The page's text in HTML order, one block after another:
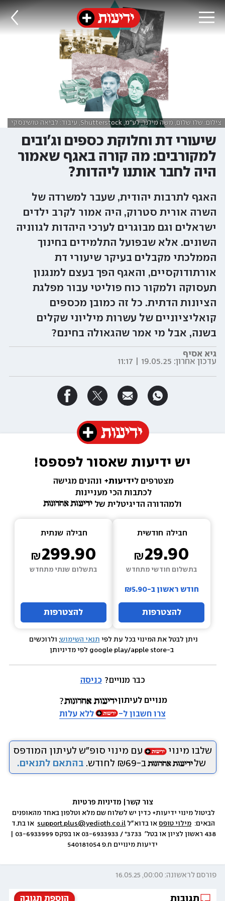
צילום: שלו שלום, משה מילנר, לע"מ, Shutterstock, עיבוד: לביאה טושינסקי
שיעורי דת וחלוקת כספים וג'ובים
למקורבים: מה קורה באגף שאמור
היה לחבר אותנו ליהדות?
האגף לתרבות יהודית, שעבר למשרדה של
השרה אורית סטרוק, היה אמור לקרב ילדים
ישראלים וגם מבוגרים לערכי היהדות לגווניה
השונים. אלא שבפועל התלמידים בחינוך
הממלכתי מקבלים בעיקר שיעורי דת
אורתודוקסיים, והאגף הפך בעצם למנגנון
תעסוקה ולמקור כוח פוליטי עבור מפלגת
הציונות הדתית. כל זה כמובן מכספים
קואליציוניים של עשרות מיליוני שקלים
בשנה, אבל מי אמר שהגאולה בחינם?
גיא אסיף
עדכון אחרון: 19.05.25 | 11:17
יש ידיעות שאסור לפספס!
מצטרפים לידיעות+ ונהנים מגישה
לכתבות הכי מעניינות
ולמהדורה הדיגיטלית של
חבילה חודשית
29.90
בתשלום חודשי מתחדש
חודש ראשון ב-₪5.90
להצטרפות
חבילה שנתית
299.90
בתשלום שנתי מתחדש
להצטרפות
ניתן לבטל את המינוי בכל עת לפי תנאי השימוש; ולרוכשים
כבר מנויים? כניסה
מנויים לעיתון
צרו חשבון ל-
ללא עלות
שלבו מינוי
עם מינוי סופ״ש לעיתון המודפס
של
ב-₪69 לחודש. בהתאם לתנאים.
צור קשר
הבאים: מילוי טופס או בדוא״ל support.plus@yedioth.co.il
ידיעות מינויים ח.פ 540181054
פורסם לראשונה: 00:00, 16.05.25
הוספת תגובה תגובות